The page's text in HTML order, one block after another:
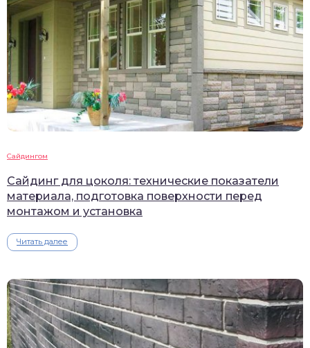
Сайдингом
Сайдинг для цоколя: технические показатели
материала, подготовка поверхности перед
монтажом и установка
Читать далее